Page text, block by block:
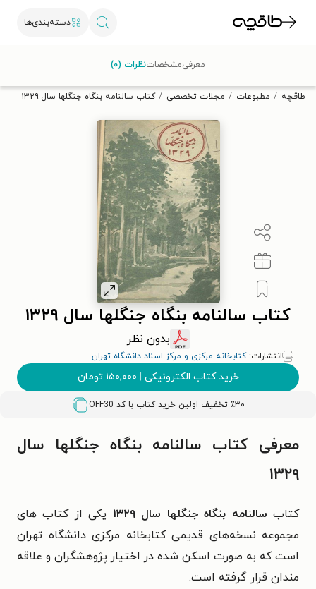
دسته‌بندی‌ها
تخفیف از طاقچه دریافت کن.
طاقچه مطبوعات مجلات تخصصی کتاب سالنامه بنگاه جنگلها سال ۱۳۲۹
کتاب سالنامه بنگاه جنگلها سال ۱۳۲۹
بدون نظر
انتشارات:کتابخانه مرکزی و مرکز اسناد دانشگاه تهران
خرید کتاب الکترونیکی | ۱۵۰,۰۰۰ تومان
٪۳۰ تخفیف اولین خرید کتاب با کد OFF30
معرفیمشخصاتنظرات (۰)
معرفی کتاب سالنامه بنگاه جنگلها سال
۱۳۲۹
کتاب سالنامه بنگاه جنگلها سال ۱۳۲۹
یکی از کتاب های
مجموعه نسخه‌های قدیمی کتابخانه مرکزی دانشگاه تهران
است که به صورت اسکن شده در اختیار پژوهشگران و علاقه
مندان قرار گرفته است.